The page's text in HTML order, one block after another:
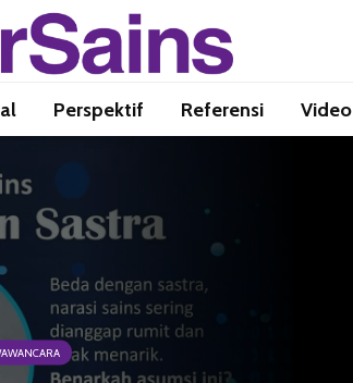
Perspektif Referensi Video